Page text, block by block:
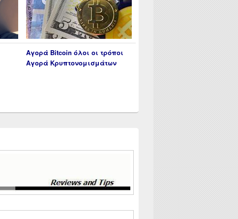
Αγορά Bitcoin όλοι οι τρόποι
Αγορά Κρυπτονομισμάτων